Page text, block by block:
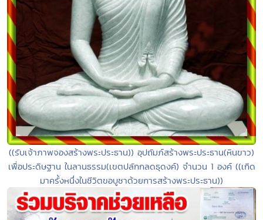
((รับเจ้าภาพจองสร้างพระประธาน)) อุปถัมภ์สร้างพระประธาน(หินขาว)
เพื่อประดิษฐาน ในลานธรรม(เขตปลักกลดธุดงค์) จำนวน 1 องค์ ((เกิด
มาครั้งหนึ่งในชีวิตขอบูชาด้วยการสร้างพระประธาน))